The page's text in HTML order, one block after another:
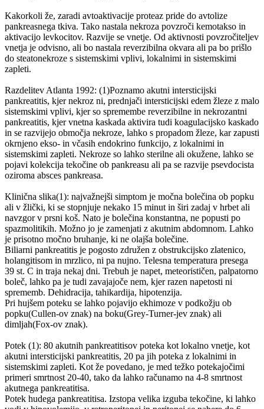
Kakorkoli že, zaradi avtoaktivacije proteaz pride do avtolize
pankreasnega tkiva. Tako nastala nekroza povzroči kemotakso in
aktivacijo levkocitov. Razvije se vnetje. Od aktivnosti povzročiteljev
vnetja je odvisno, ali bo nastala reverzibilna okvara ali pa bo prišlo
do steatonekroze s sistemskimi vplivi, lokalnimi in sistemskimi
zapleti.
Razdelitev Atlanta 1992: (1)Poznamo akutni intersticijski
pankreatitis, kjer nekroz ni, prednjači intersticijski edem žleze z malo
sistemskimi vplivi, kjer so spremembe reverzibilne in nekrozantni
pankreatitis, kjer vnetna kaskada aktivira tudi koagulacijsko kaskado
in se razvijejo območja nekroze, lahko s propadom žleze, kar zapusti
okrnjeno ekso- in včasih endokrino funkcijo, z lokalnimi in
sistemskimi zapleti. Nekroze so lahko sterilne ali okužene, lahko se
pojavi kolekcija tekočine ob pankreasu ali pa se razvije psevdocista
oziroma absces pankreasa.
Klinična slika(1): najvažnejši simptom je močna bolečina ob popku
ali v žlički, ki se stopnjuje nekako 15 minut in širi zadaj v hrbet ali
navzgor v prsni koš. Nato je bolečina konstantna, ne popusti po
spazmolitikih. Možno jo je zamenjati z akutnim abdomnom. Lahko
je prisotno močno bruhanje, ki ne olajša bolečine.
Biliarni pankreatitis je pogosto združen z obstrukcijsko zlatenico,
holangitisom in mrzlico, ni pa nujno. Telesna temperatura presega
39 st. C in traja nekaj dni. Trebuh je napet, meteorističen, palpatorno
boleč, lahko pa je tudi zavajajoče nem, kjer razen napetosti ni
sprememb. Dehidracija, tahikardija, hipotenzija.
Pri hujšem poteku se lahko pojavijo ekhimoze v podkožju ob
popku(Cullen-ov znak) na boku(Grey-Turner-jev znak) ali
dimljah(Fox-ov znak).
Potek (1): 80 akutnih pankreatitisov poteka kot lokalno vnetje, kot
akutni intersticijski pankreatitis, 20 pa jih poteka z lokalnimi in
sistemskimi zapleti. Kot že povedano, je med težko potekajočimi
primeri smrtnost 20-40, tako da lahko računamo na 4-8 smrtnost
akutnega pankreatitisa.
Potek hudega pankreatitisa. Izstopa velika izguba tekočine, ki lahko